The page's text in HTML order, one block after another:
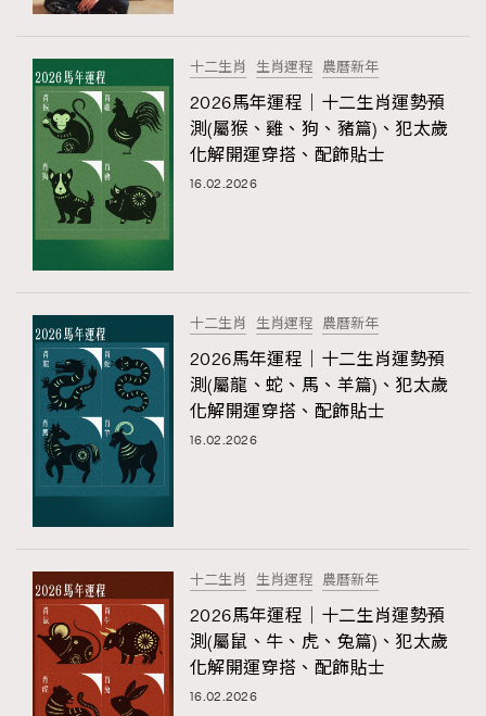
AFrenchMind
EmpowerF
FashionWeek FigaroAesthetic
十二生肖 生肖運程 農曆新年
2026馬年運程｜十二生肖運勢預
測(屬猴、雞、狗、豬篇)、犯太歲
化解開運穿搭、配飾貼士
16.02.2026
十二生肖 生肖運程 農曆新年
2026馬年運程｜十二生肖運勢預
測(屬龍、蛇、馬、羊篇)、犯太歲
化解開運穿搭、配飾貼士
16.02.2026
十二生肖 生肖運程 農曆新年
2026馬年運程｜十二生肖運勢預
測(屬鼠、牛、虎、兔篇)、犯太歲
化解開運穿搭、配飾貼士
16.02.2026